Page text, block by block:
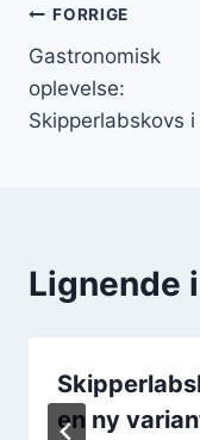
FORRIGE
Gastronomisk
oplevelse:
Skipperlabskovs
Lignende
en ny